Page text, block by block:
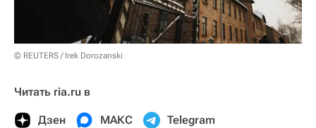
© REUTERS / Irek Dorozanski
Читать ria.ru в
Дзен МАКС Telegram